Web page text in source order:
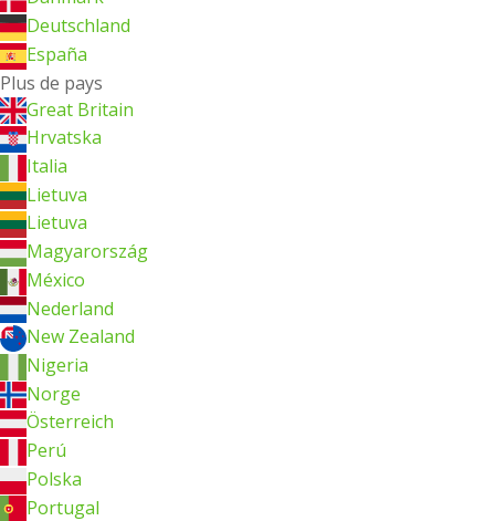
Deutschland
España
Plus de pays
Great Britain
Hrvatska
Italia
Lietuva
Lietuva
Magyarország
México
Nederland
New Zealand
Nigeria
Norge
Österreich
Perú
Polska
Portugal